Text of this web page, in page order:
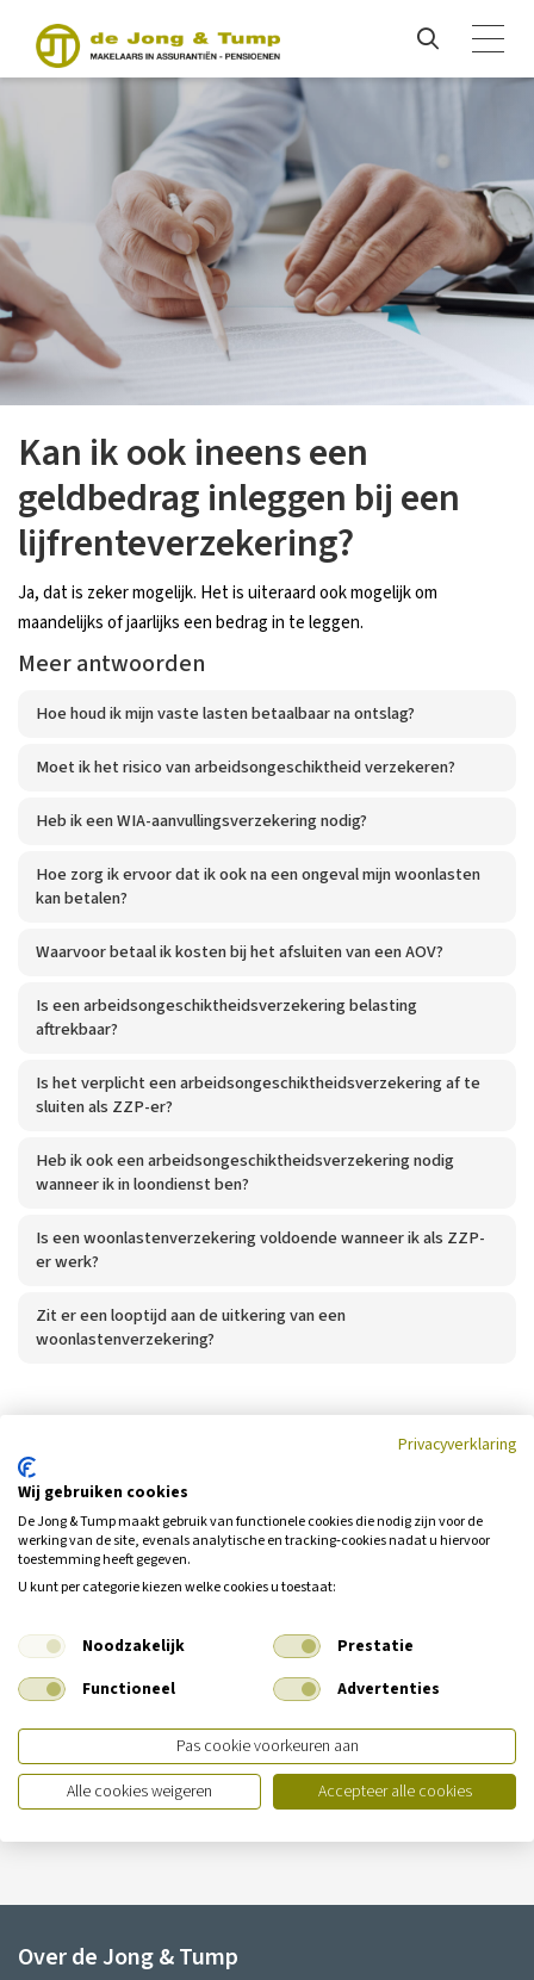
Kan ik ook ineens een
geldbedrag inleggen bij een
lijfrenteverzekering?
Ja, dat is zeker mogelijk. Het is uiteraard ook mogelijk om
maandelijks of jaarlijks een bedrag in te leggen.
Meer antwoorden
Hoe houd ik mijn vaste lasten betaalbaar na ontslag?
Moet ik het risico van arbeidsongeschiktheid verzekeren?
Heb ik een WIA-aanvullingsverzekering nodig?
Hoe zorg ik ervoor dat ik ook na een ongeval mijn woonlasten
kan betalen?
Waarvoor betaal ik kosten bij het afsluiten van een AOV?
Is een arbeidsongeschiktheidsverzekering belasting
aftrekbaar?
Is het verplicht een arbeidsongeschiktheidsverzekering af te
sluiten als ZZP-er?
Heb ik ook een arbeidsongeschiktheidsverzekering nodig
wanneer ik in loondienst ben?
Is een woonlastenverzekering voldoende wanneer ik als ZZP-
er werk?
Zit er een looptijd aan de uitkering van een
woonlastenverzekering?
Heeft u nog geen antwoord op uw
vraag?
Neem dan contact met ons op.
Vestiging Ilpendam
De Noord 13
1452 PS Ilpendam
E:info@dejongentump.nl
Over de Jong & Tump
Privacyverklaring
Wij gebruiken cookies
De Jong & Tump maakt gebruik van functionele cookies die nodig zijn voor de
werking van de site, evenals analytische en tracking‑cookies nadat u hiervoor
toestemming heeft gegeven.
U kunt per categorie kiezen welke cookies u toestaat:
Noodzakelijk
Prestatie
Functioneel
Advertenties
Pas cookie voorkeuren aan
Alle cookies weigeren
Accepteer alle cookies